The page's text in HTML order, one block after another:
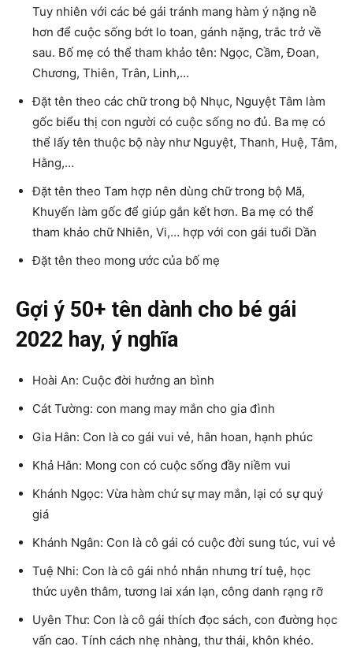
Tuy nhiên với các bé gái tránh mang hàm ý nặng nề
hơn để cuộc sống bớt lo toan, gánh nặng, trắc trở về
sau. Bố mẹ có thể tham khảo tên: Ngọc, Cầm, Đoan,
Chương, Thiên, Trân, Linh,…
Đặt tên theo các chữ trong bộ Nhục, Nguyệt Tâm làm
gốc biểu thị con người có cuộc sống no đủ. Ba mẹ có
thể lấy tên thuộc bộ này như Nguyệt, Thanh, Huệ, Tâm,
Hằng,…
Đặt tên theo Tam hợp nên dùng chữ trong bộ Mã,
Khuyến làm gốc để giúp gắn kết hơn. Ba mẹ có thể
tham khảo chữ Nhiên, Vi,… hợp với con gái tuổi Dần
Đặt tên theo mong ước của bố mẹ
Gợi ý 50+ tên dành cho bé gái
2022 hay, ý nghĩa
Hoài An: Cuộc đời hưởng an bình
Cát Tường: con mang may mắn cho gia đình
Gia Hân: Con là co gái vui vẻ, hân hoan, hạnh phúc
Khả Hân: Mong con có cuộc sống đầy niềm vui
Khánh Ngọc: Vừa hàm chứ sự may mắn, lại có sự quý
giá
Khánh Ngân: Con là cô gái có cuộc đời sung túc, vui vẻ
Tuệ Nhi: Con là cô gái nhỏ nhắn nhưng trí tuệ, học
thức uyên thâm, tương lai xán lạn, công danh rạng rỡ
Uyên Thư: Con là cô gái thích đọc sách, con đường học
vấn cao. Tính cách nhẹ nhàng, thư thái, khôn khéo.